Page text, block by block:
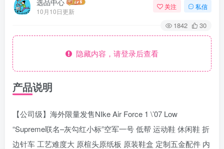
10月10日更新
关注 私信
1842 30
隐藏内容，请登录后查看
产品说明
【公司级】海外限量发售NIke Air Force 1 \’07 Low
“Supreme联名–灰勾红小标”空军一号 低帮 运动鞋 休闲鞋 折
边针车 工艺难度大 原楦头原纸板 原装鞋盒 定制五金配件 内